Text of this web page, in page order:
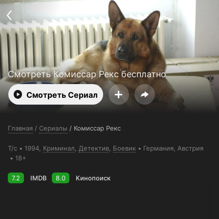
Смотреть Комиссар Рекс бесплатно
Смотреть Сериал
Главная / Сериалы / Комиссар Рекс
Т/с 1994, Криминал Детектив Боевик Германия , Австрия
18+
7.2 IMDB 8.0 Кинопоиск
О сервисе
Пользовательское соглашение
Политика конфиденциальности
Для партнёров
Открыть приложение
Ввести промокод
Установить на ТВ
Бесплатные каналы Контакты